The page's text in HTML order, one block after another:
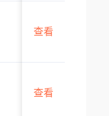
中国
查看
中国
查看